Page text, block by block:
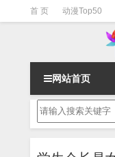
首 页 动漫Top50
一
网站首页